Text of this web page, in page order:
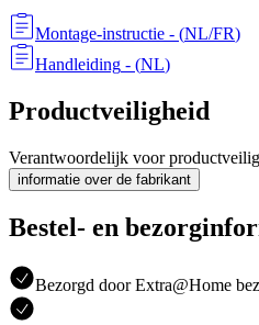
Montage-instructie - (NL/FR)
Handleiding - (NL)
Productveiligheid
Verantwoordelijk voor
informatie over de fabrikant
Bestel- en
Bezorgd door Extra@Home